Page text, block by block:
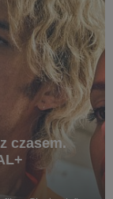
czasem.